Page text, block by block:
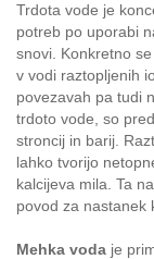
Trdota vode je
potreb po uporabi
snovi. Konkretno
v vodi raztopljenih
povezavah pa tudi
trdoto vode, so
stroncij in barij.
lahko tvorijo
kalcijeva mila. Ta
povod za nastanek
Mehka voda je